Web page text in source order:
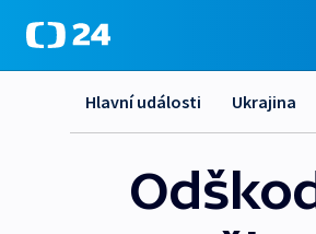
Hlavní události Ukrajina